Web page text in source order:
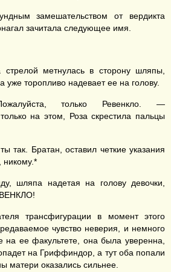
замешательством от вердикта
зачитала следующее имя.
стрелой метнулась в сторону шляпы,
уже торопливо надевает ее на голову.
только Ревенкло. —
на этом, Роза скрестила пальцы
так. Братан, оставил четкие указания
никому.*
шляпа надетая на голову девочки,
трансфигурации в момент этого
чувство неверия, и немного
ее факультете, она была уверенна,
на Гриффиндор, а тут оба попали
матери оказались сильнее.